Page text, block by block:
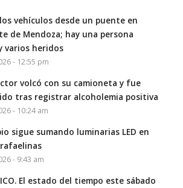
vehículos desde un puente en
de Mendoza; hay una persona
varios heridos
- 12:55 pm
volcó con su camioneta y fue
tras registrar alcoholemia positiva
- 10:24 am
sigue sumando luminarias LED en
- 9:43 am
El estado del tiempo este sábado